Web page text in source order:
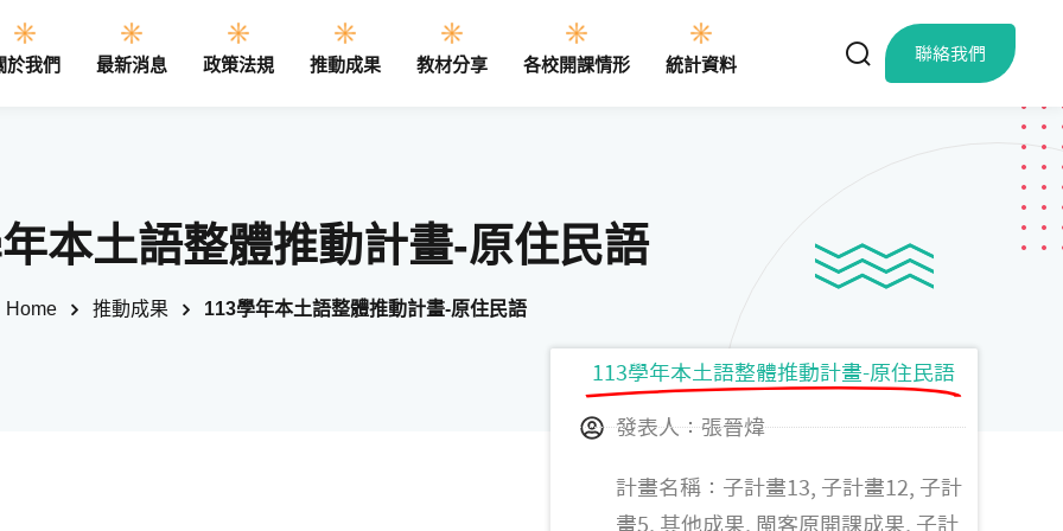
於我們 最新消息 政策法規 推動成果 教材分享 各校開課情形 統計資料 聯絡我們
本土語整體推動計畫-原住民語
Home 推動成果 113學年本土語整體推動計畫-原住民語
113學年本土語整體推動計畫-原住民語
發表人：張晉煒
計畫名稱：子計畫13, 子計畫12, 子計
畫5, 其他成果, 閩客原開課成果, 子計
Sign in